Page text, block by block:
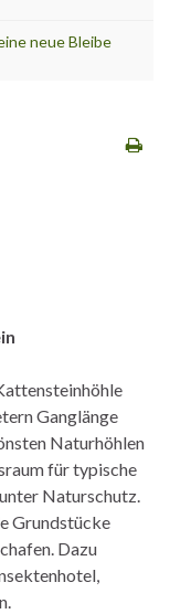
neue Bleibe
Ganglänge
Naturhöhlen
für typische
Naturschutz.
Grundstücke
Dazu